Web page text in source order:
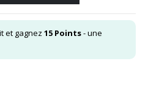
et gagnez 15 Points- une